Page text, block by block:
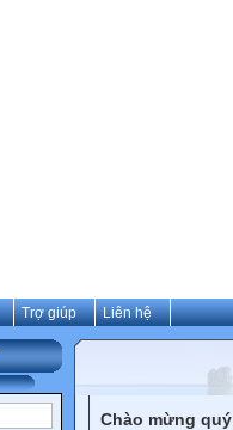
Trợ giúp Liên hệ
Chào mừng